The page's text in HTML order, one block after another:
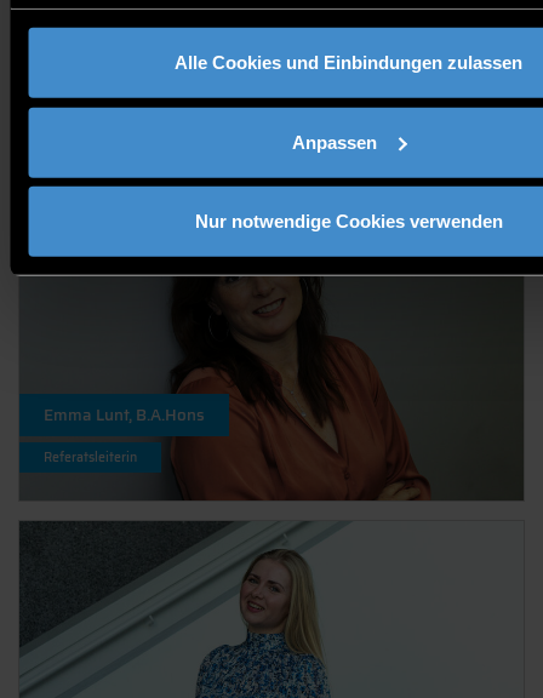
Alle Cookies und Einbindungen zulassen
Anpassen
Nur notwendige Cookies verwenden
STUDENT RECRUITMENT
Emma Lunt, B.A.Hons
Referatsleiterin